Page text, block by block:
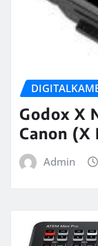
Godox X
Canon (X
Admin